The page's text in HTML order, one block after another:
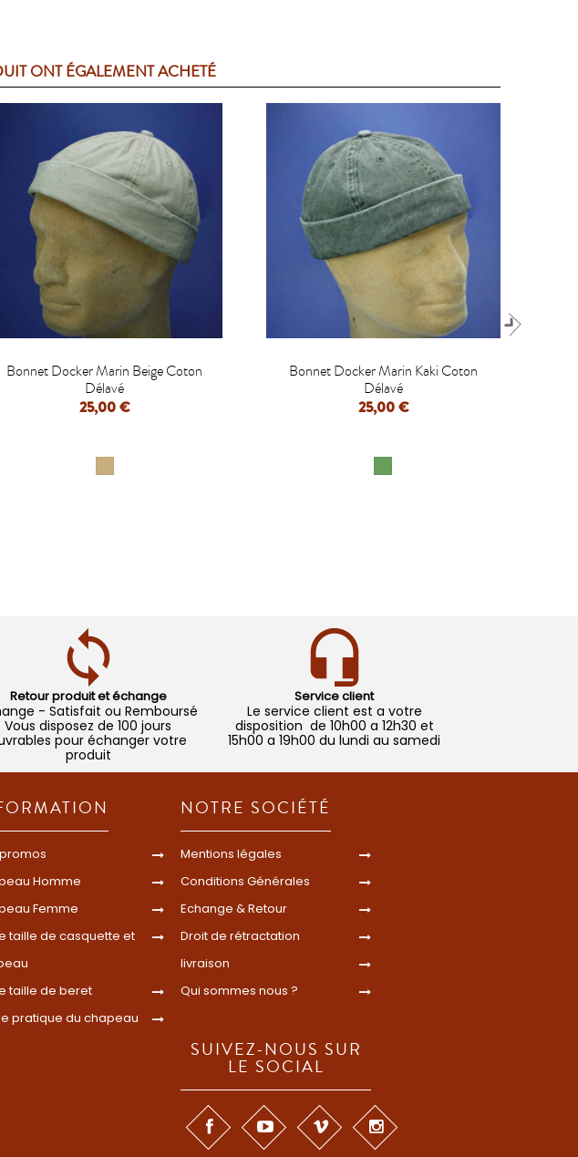
ONT ÉGALEMENT ACHETÉ

Bonnet Docker Marin Beige Coton
Délavé
25,00 €
APERÇU RAPIDE

Bonnet Docker Marin Kaki Coton
Délavé
25,00 €
APERÇU RAPIDE
Retour produit et échange
- Satisfait ou Remboursé
Vous disposez de 100 jours
pour échanger votre
produit
Service client
Le service client est a votre
disposition de 10h00 a 12h30 et
15h00 a 19h00 du lundi au samedi
Homme
Femme
taille de casquette et
taille de beret
pratique du chapeau
NOTRE SOCIÉTÉ
Mentions légales
Conditions Générales
Echange & Retour
Droit de rétractation
livraison
Qui sommes nous ?
SUIVEZ-NOUS SUR
LE SOCIAL